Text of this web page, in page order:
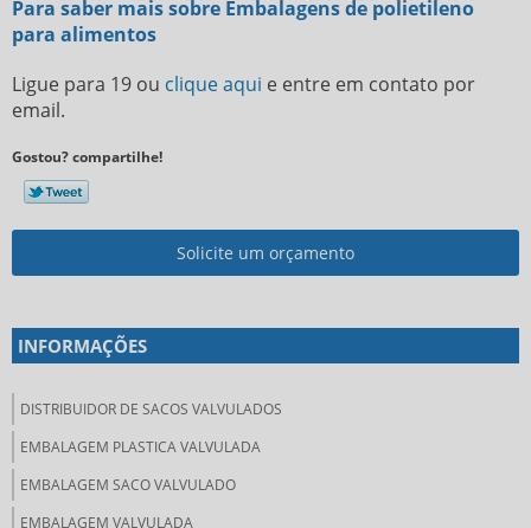
Para saber mais sobre Embalagens de polietileno
para alimentos
Ligue para 19 ou clique aqui e entre em contato por
email.
Gostou? compartilhe!
Solicite um orçamento
INFORMAÇÕES
DISTRIBUIDOR DE SACOS VALVULADOS
EMBALAGEM PLASTICA VALVULADA
EMBALAGEM SACO VALVULADO
EMBALAGEM VALVULADA